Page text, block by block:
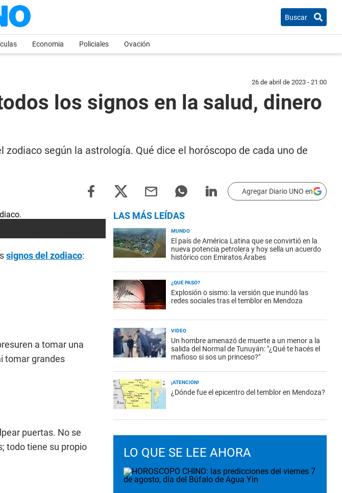
Buscar
Economia Policiales Ovación
26 de abril de 2023 - 21:00
los signos en la salud, dinero
según la astrología. Qué dice el horóscopo de cada uno de
Agregar Diario UNO en
signos del zodiaco:
a tomar una
tomar grandes
puertas. No se
todo tiene su propio
LAS MÁS LEÍDAS
MUNDO
El país de América Latina que se convirtió en la
nueva potencia petrolera y hoy sella un acuerdo
histórico con Emiratos Árabes
¿QUÉ PASÓ?
Explosión o sismo: la versión que inundó las
redes sociales tras el temblor en Mendoza
VIDEO
Un hombre amenazó de muerte a un menor a la
salida del Normal de Tunuyán: "¿Qué te hacés el
mafioso si sos un princeso?"
¡ATENCIÓN!
¿Dónde fue el epicentro del temblor en Mendoza?
LO QUE SE LEE AHORA